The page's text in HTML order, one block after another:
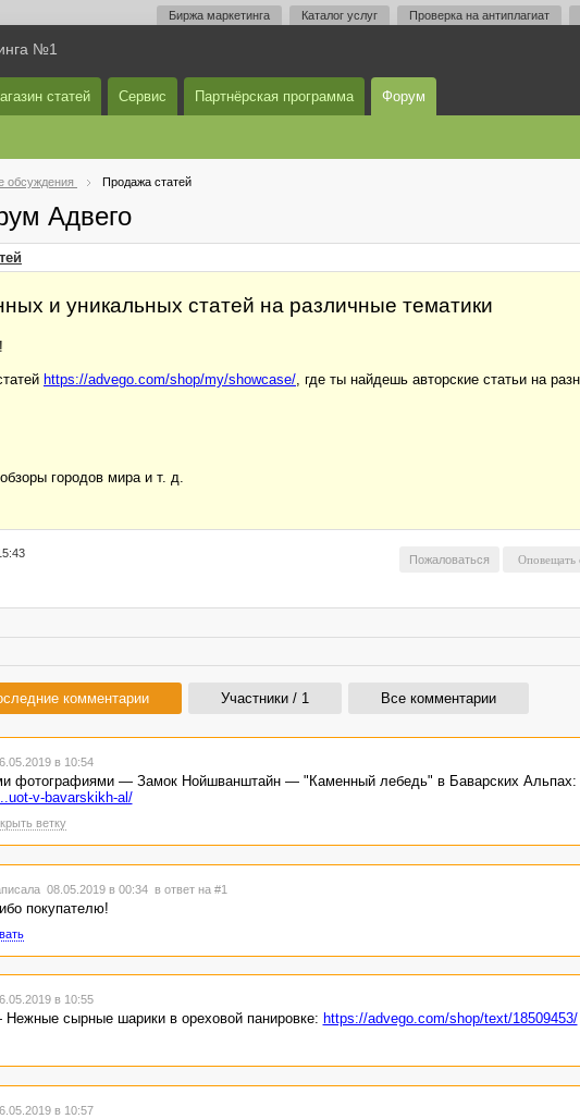
Биржа маркетинга Каталог услуг Проверка на антиплагиат
№1
статей Сервис Партнёрская программа Форум
обсуждения Продажа статей
Адвего
и уникальных статей на различные тематики
https://advego.com/shop/my/showcase/, где ты найдешь авторские статьи на
городов мира и т. д.
Пожаловаться
комментарии Участники / 1 Все комментарии
в 10:54
фотографиями — Замок Нойшванштайн — "Каменный лебедь" в Баварских Альпах:
v-bavarskikh-al/
ветку
08.05.2019 в 00:34 в ответ на #1
покупателю!
в 10:55
сырные шарики в ореховой панировке: https://advego.com/shop/text/18509453/
в 10:57